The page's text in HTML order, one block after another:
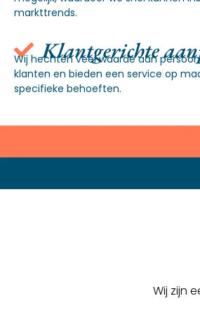
markttrends.
Klantgerichte
Wij hechten veel waarde aan
klanten en bieden een service op
specifieke behoeften.
Wij zijn